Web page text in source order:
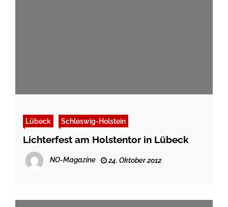
Lübeck Schleswig-Holstein
Lichterfest am Holstentor in Lübeck
NO-Magazine 24. Oktober 2012